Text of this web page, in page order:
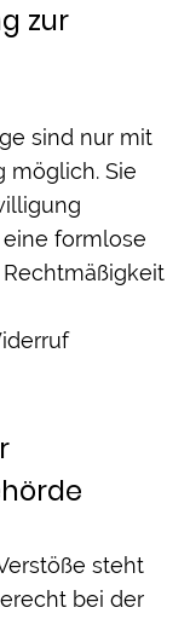
zur
sind nur mit
möglich. Sie
formlose
steht
bei der